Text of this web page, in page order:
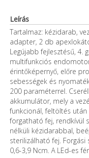
Leírás
Tartalmaz: kézidarab,
adapter, 2 db
Legújabb fejlesztésű, 4.
multifunkciós
érintőképernyő, előre
sebességek és
200 paraméterrel.
akkumulátor, mely a
funkcionál, feltöltés
forgatható fej, rendkívül
nélküli kézidarabbal,
sterilizálható fej.
0,6-3,9 Ncm. A LEd-es